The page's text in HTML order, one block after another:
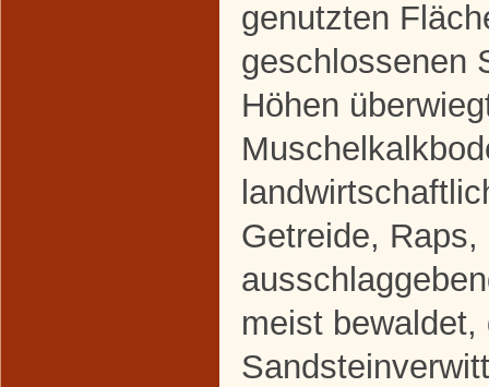
genutzten
geschlossenen
Höhen
Getreide,
meist